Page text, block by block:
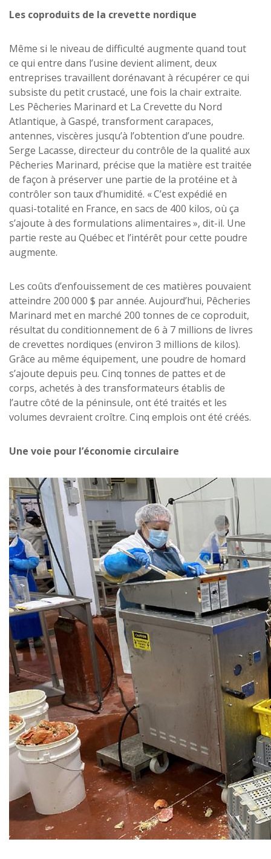
Les coproduits de la crevette nordique
Même si le niveau de difficulté augmente quand tout
ce qui entre dans l’usine devient aliment, deux
entreprises travaillent dorénavant à récupérer ce qui
subsiste du petit crustacé, une fois la chair extraite.
Les Pêcheries Marinard et La Crevette du Nord
Atlantique, à Gaspé, transforment carapaces,
antennes, viscères jusqu’à l’obtention d’une poudre.
Serge Lacasse, directeur du contrôle de la qualité aux
Pêcheries Marinard, précise que la matière est traitée
de façon à préserver une partie de la protéine et à
contrôler son taux d’humidité. « C’est expédié en
quasi-totalité en France, en sacs de 400 kilos, où ça
s’ajoute à des formulations alimentaires », dit-il. Une
partie reste au Québec et l’intérêt pour cette poudre
augmente.
Les coûts d’enfouissement de ces matières pouvaient
atteindre 200 000 $ par année. Aujourd’hui, Pêcheries
Marinard met en marché 200 tonnes de ce coproduit,
résultat du conditionnement de 6 à 7 millions de livres
de crevettes nordiques (environ 3 millions de kilos).
Grâce au même équipement, une poudre de homard
s’ajoute depuis peu. Cinq tonnes de pattes et de
corps, achetés à des transformateurs établis de
l’autre côté de la péninsule, ont été traités et les
volumes devraient croître. Cinq emplois ont été créés.
Une voie pour l’économie circulaire